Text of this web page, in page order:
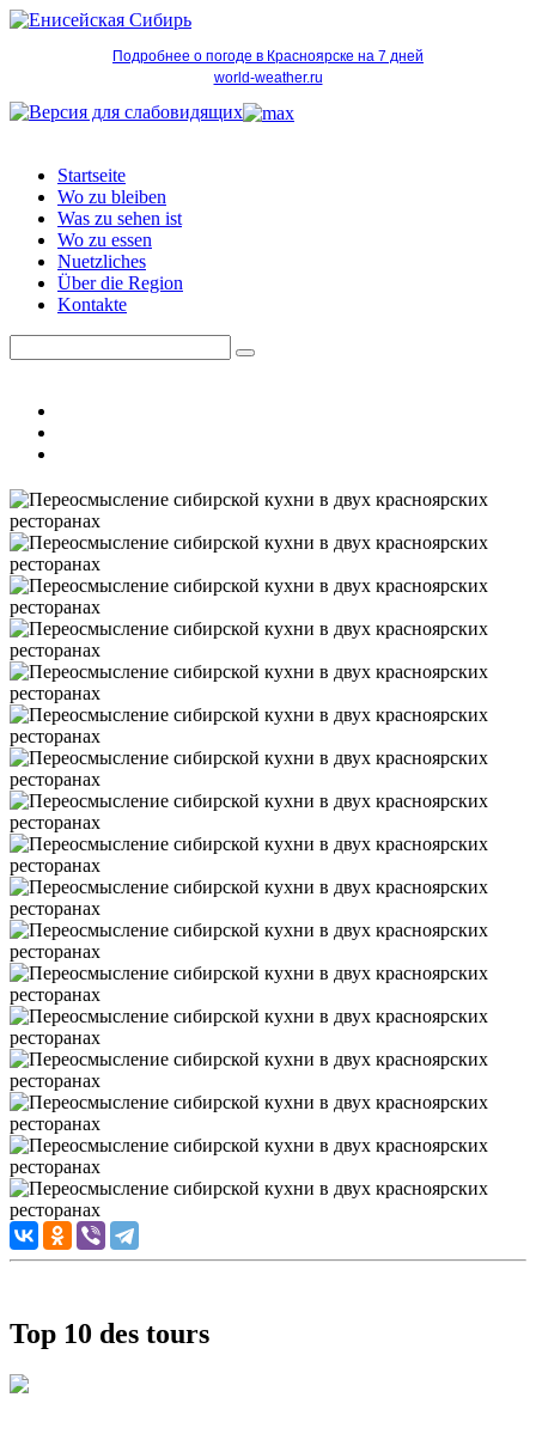
Подробнее о погоде в Красноярске на 7 дней
world-weather.ru
Startseite
Wo zu bleiben
Was zu sehen ist
Wo zu essen
Nuetzliches
Über die Region
Kontakte
Top 10 des tours